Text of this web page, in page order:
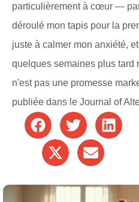
particulièrement à cœur —
déroulé mon tapis pour la
juste à calmer mon anxiété,
quelques semaines plus tard
n'est pas une promesse
publiée dans le Journal of